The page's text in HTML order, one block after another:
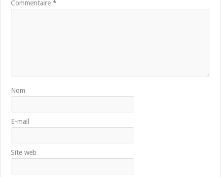
Commentaire*
Nom
E-mail
Site web